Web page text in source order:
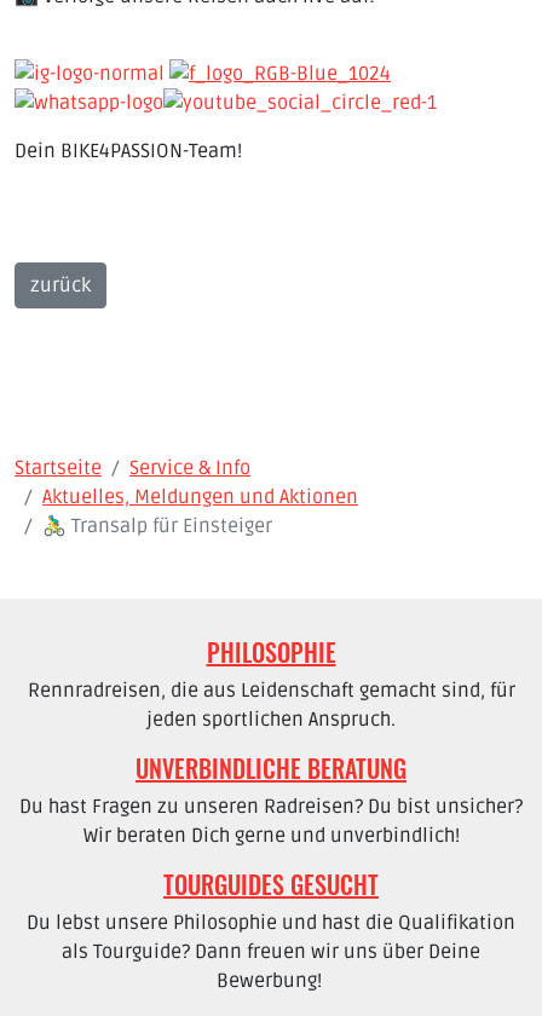
Dein BIKE4PASSION-Team!
zurück
Startseite
Service & Info
Aktuelles, Meldungen und Aktionen
🚴‍♂️ Transalp für Einsteiger
PHILOSOPHIE
Rennradreisen, die aus Leidenschaft gemacht sind, für
jeden sportlichen Anspruch.
UNVERBINDLICHE BERATUNG
Du hast Fragen zu unseren Radreisen? Du bist unsicher?
Wir beraten Dich gerne und unverbindlich!
TOURGUIDES GESUCHT
Du lebst unsere Philosophie und hast die Qualifikation
als Tourguide? Dann freuen wir uns über Deine
Bewerbung!